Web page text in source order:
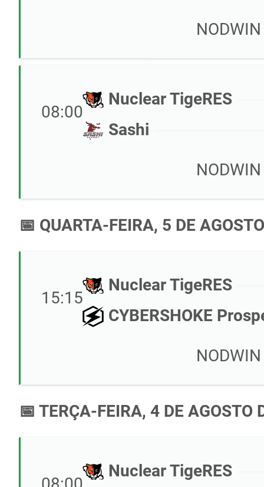
08:00
Nuclear TigeRES
Sashi
📅 QUARTA-FEIRA, 5 DE
15:15
Nuclear TigeRES
CYBERSHOKE
📅 TERÇA-FEIRA, 4 DE AGOSTO
Nuclear TigeRES